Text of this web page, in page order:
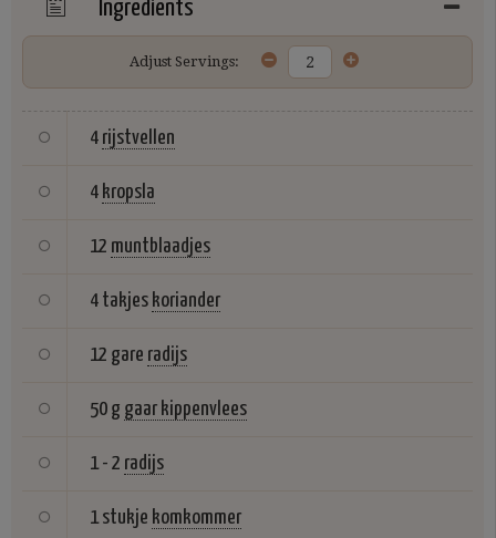
Ingredients
Adjust Servings:
4 rijstvellen
4 kropsla
12 muntblaadjes
4 takjes koriander
12 gare radijs
50 g gaar kippenvlees
1 - 2 radijs
1 stukje komkommer